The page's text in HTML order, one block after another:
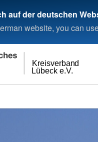
auf der deutschen
website, you can
Lübeck e.V.
Kreisverband